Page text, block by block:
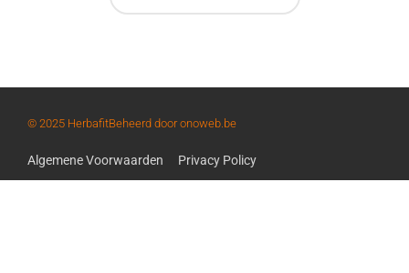
© 2025 HerbafitBeheerd door onoweb.be
Algemene Voorwaarden Privacy Policy